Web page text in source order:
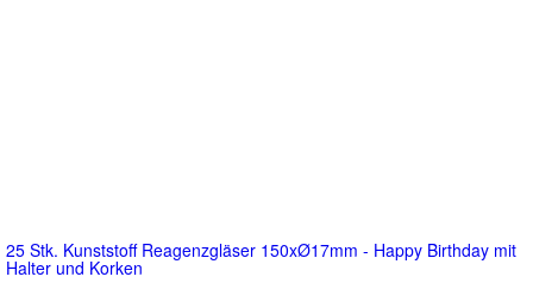
25 Stk. Kunststoff Reagenzgläser 150xØ17mm - Happy Birthday mit
Halter und Korken